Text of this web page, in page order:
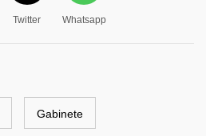
Twitter Whatsapp
Gabinete